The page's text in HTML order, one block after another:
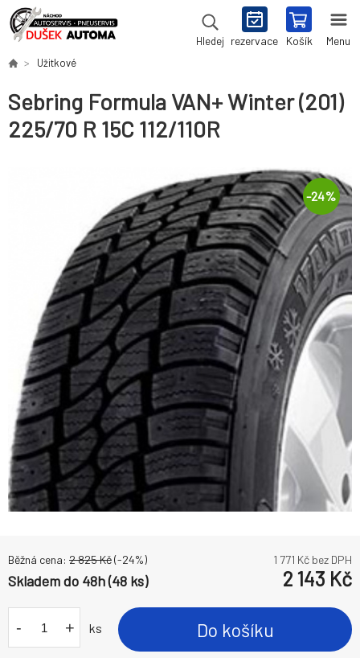
Hledej rezervace Košík Menu
Užitkové
Sebring Formula VAN+ Winter (201)
225/70 R 15C 112/110R
-24%
Běžná cena: 2 825Kč(-24%) 1 771 Kč bez DPH
Skladem do 48h (48 ks) 2 143 Kč
- + ks Do košíku